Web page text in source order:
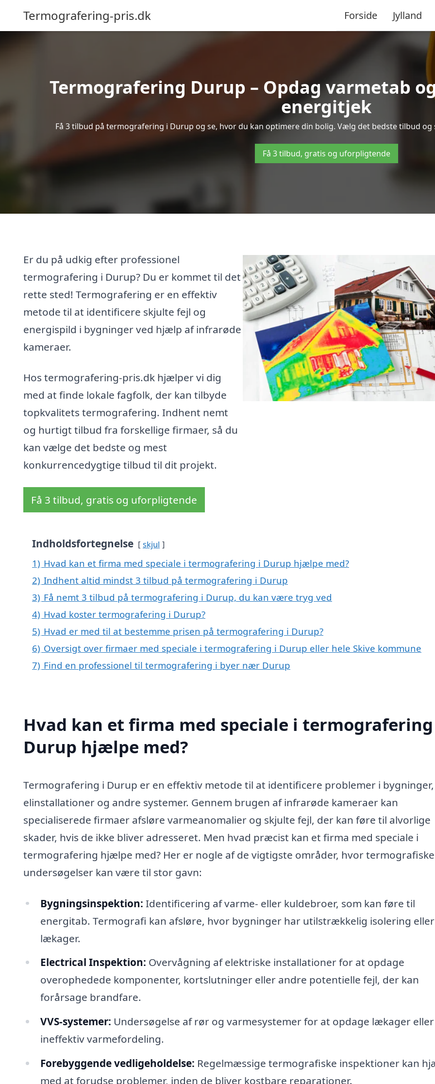
Termografering-pris.dk Forside Jylland
Termografering Durup – Opdag varmetab
energitjek
Få 3 tilbud på termografering i Durup og se, hvor du kan optimere din bolig. Vælg det bedste tilbud
Få 3 tilbud, gratis og uforpligtende
Er du på udkig efter professionel
termografering i Durup? Du er kommet til det
rette sted! Termografering er en effektiv
metode til at identificere skjulte fejl og
energi­spild i bygninger ved hjælp af infrarøde
kameraer.
Hos termografering-pris.dk hjælper vi dig
med at finde lokale fagfolk, der kan tilbyde
topkvalitets termografering. Indhent nemt
og hurtigt tilbud fra forskellige firmaer, så du
kan vælge det bedste og mest
konkurrencedygtige tilbud til dit projekt.
Få 3 tilbud, gratis og uforpligtende
Indholdsfortegnelse skjul
1) Hvad kan et firma med speciale i termografering i Durup hjælpe med?
2) Indhent altid mindst 3 tilbud på termografering i Durup
3) Få nemt 3 tilbud på termografering i Durup, du kan være tryg ved
4) Hvad koster termografering i Durup?
5) Hvad er med til at bestemme prisen på termografering i Durup?
6) Oversigt over firmaer med speciale i termografering i Durup eller hele Skive kommune
7) Find en professionel til termografering i byer nær Durup
Hvad kan et firma med speciale i
Durup hjælpe med?
Termografering i Durup er en effektiv metode til at identificere problemer i bygninger,
elinstallationer og andre systemer. Gennem brugen af infrarøde kameraer kan
specialiserede firmaer afsløre varmeanomalier og skjulte fejl, der kan føre til alvorlige
skader, hvis de ikke bliver adresseret. Men hvad præcist kan et firma med speciale i
termografering hjælpe med? Her er nogle af de vigtigste områder, hvor termografiske
undersøgelser kan være til stor gavn:
Bygningsinspektion: Identificering af varme- eller kuldebroer, som kan føre til
energitab. Termografi kan afsløre, hvor bygninger har utilstrækkelig isolering eller
lækager.
Electrical Inspektion: Overvågning af elektriske installationer for at opdage
overophedede komponenter, kortslutninger eller andre potentielle fejl, der kan
forårsage brandfare.
VVS-systemer: Undersøgelse af rør og varmesystemer for at opdage lækager eller
ineffektiv varmefordeling.
Forebyggende vedligeholdelse: Regelmæssige termografiske inspektioner kan
med at forudse problemer, inden de bliver kostbare reparationer.